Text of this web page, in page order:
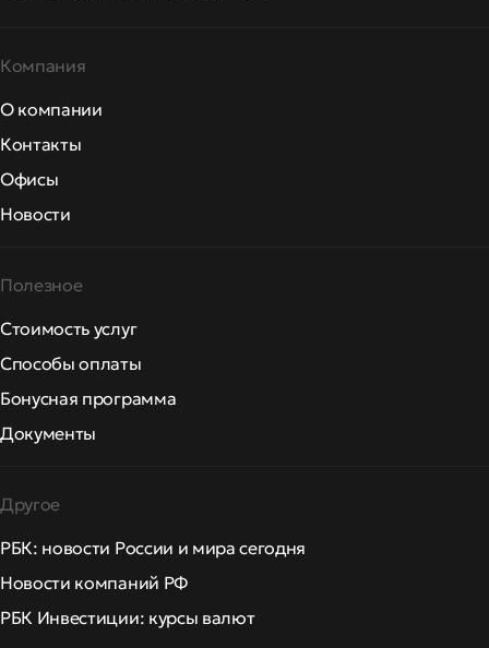
Компания
О компании
Контакты
Офисы
Новости
Полезное
Стоимость услуг
Способы оплаты
Бонусная программа
Документы
Другое
РБК: новости России и мира сегодня
Новости компаний РФ
РБК Инвестиции: курсы валют